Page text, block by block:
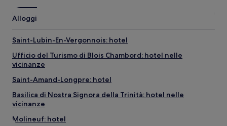
adulti.
Prezzi
possono
cambiare.
Potrebbero
essere
previste
aggiuntive.
Alloggi
Saint-Lubin-En-Vergonnois: hotel
Ufficio del Turismo di Blois Chambord: hotel nelle
vicinanze
Saint-Amand-Longpre: hotel
Basilica di Nostra Signora della Trinità: hotel nelle
vicinanze
Molineuf: hotel